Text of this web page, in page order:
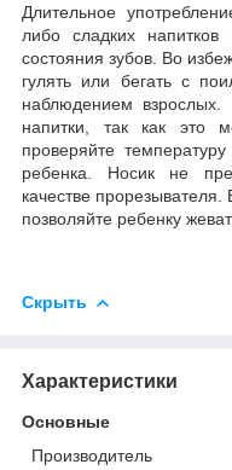
Длительное
либо сладких
состояния зубов. Во
гулять или бегать с
наблюдением взрослых.
напитки, так как это
проверяйте
ребенка. Носик не
качестве
позволяйте ребенку
Скрыть
Характеристики
Основные
Производитель